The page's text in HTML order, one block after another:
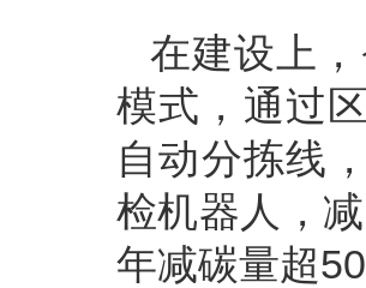
在建设上
模式，通过
自动分拣线
检机器人，
年减碳量超